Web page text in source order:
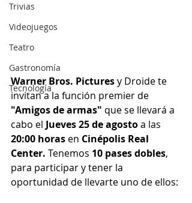
Trivias
Videojuegos
Teatro
Gastronomía
Tecnología
Warner Bros. Pictures y Droide te
invitan a la función premier de
"Amigos de armas" que se llevará a
cabo el Jueves 25 de agosto a las
20:00 horas en Cinépolis Real
Center. Tenemos 10 pases dobles,
para participar y tener la
oportunidad de llevarte uno de ellos: